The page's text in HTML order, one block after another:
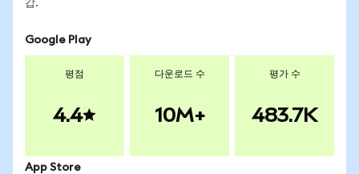
갑.
Google Play
평점
4.4
다운로드 수
10M+
평가 수
483.7K
App Store